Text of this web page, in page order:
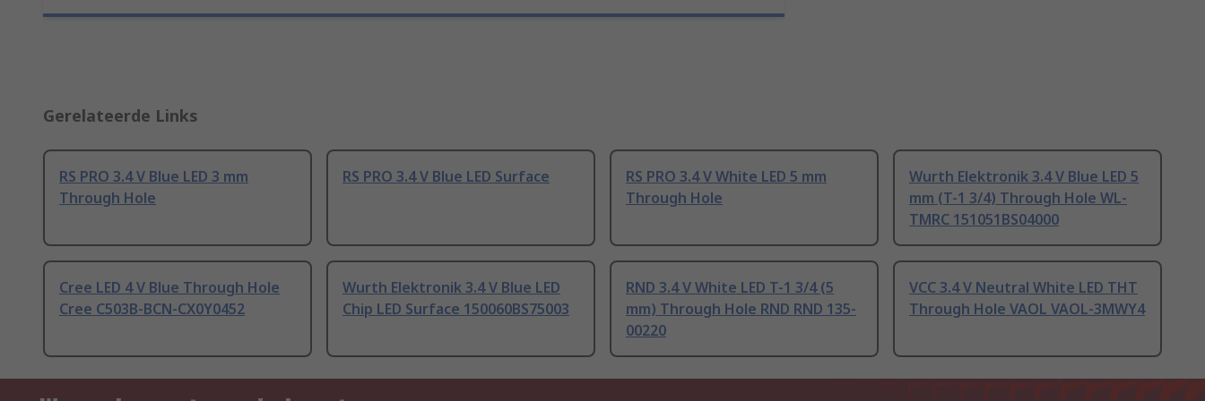
Gerelateerde Links
RS PRO 3.4 V Blue LED 3 mm
Through Hole
RS PRO 3.4 V Blue LED Surface
RS PRO 3.4 V White LED 5 mm
Through Hole
Wurth Elektronik 3.4 V Blue LED 5
mm (T-1 3/4) Through Hole WL-
TMRC 151051BS04000
Cree LED 4 V Blue Through Hole
Cree C503B-BCN-CX0Y0452
Wurth Elektronik 3.4 V Blue LED
Chip LED Surface 150060BS75003
RND 3.4 V White LED T-1 3/4 (5
mm) Through Hole RND RND 135-
00220
VCC 3.4 V Neutral White LED THT
Through Hole VAOL VAOL-3MWY4